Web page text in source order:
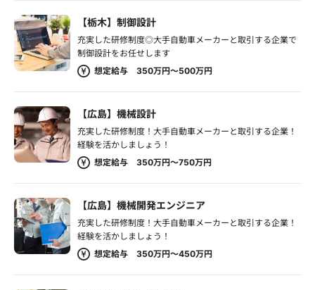
【栃木】制御設計
充実した研修制度◎大手自動車メーカーと取引する企業で
制御設計をお任せします
想定給与 350万円～500万円
【広島】機械設計
充実した研修制度！大手自動車メーカーと取引する企業！
経験を活かしましょう！
想定給与 350万円～750万円
【広島】機械開発エンジニア
充実した研修制度！大手自動車メーカーと取引する企業！
経験を活かしましょう！
想定給与 350万円～450万円